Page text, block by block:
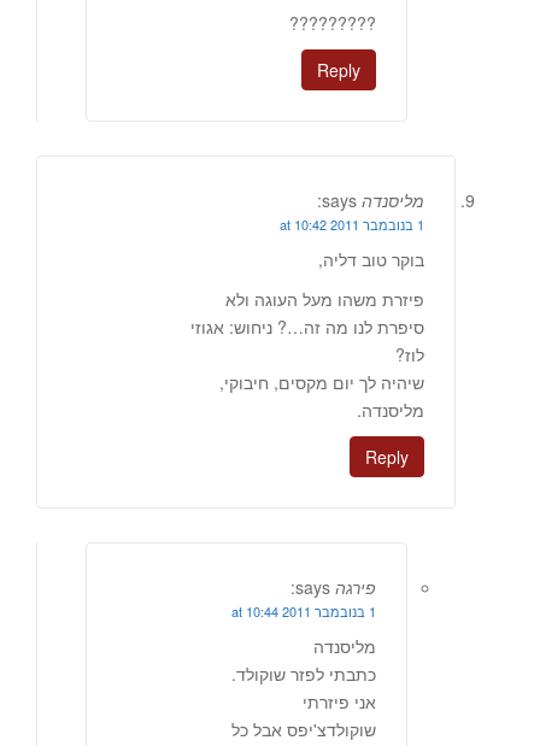
?????????
Reply
מליסנדה says:
1 בנובמבר 2011 at 10:42
בוקר טוב דליה,
פיזרת משהו מעל העוגה ולא
סיפרת לנו מה זה…? ניחוש: אגוזי
לוז?
שיהיה לך יום מקסים, חיבוקי,
מליסנדה.
Reply
פירגה says:
1 בנובמבר 2011 at 10:44
מליסנדה
כתבתי לפזר שוקולד.
אני פיזרתי
שוקולדצ'יפס אבל כל